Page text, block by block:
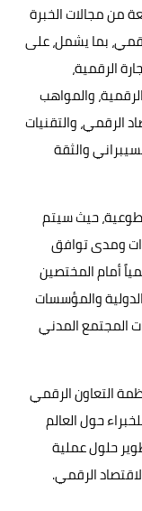
من مجالات الخبرة
بما يشمل، على
الرقمية،
والمواهب
الرقمي، والتقنيات
والثقة
حيث سيتم
ومدى توافق
أمام المختصين
والمؤسسات
المجتمع المدني
التعاون الرقمي
حول العالم
حلول عملية
الرقمي.